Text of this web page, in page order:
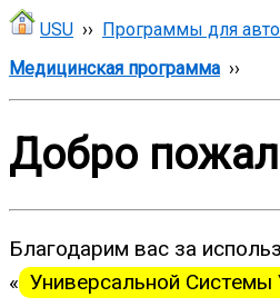
USU ›› Программы для
Медицинская программа ››
Добро
Благодарим вас за
« Универсальной Системы